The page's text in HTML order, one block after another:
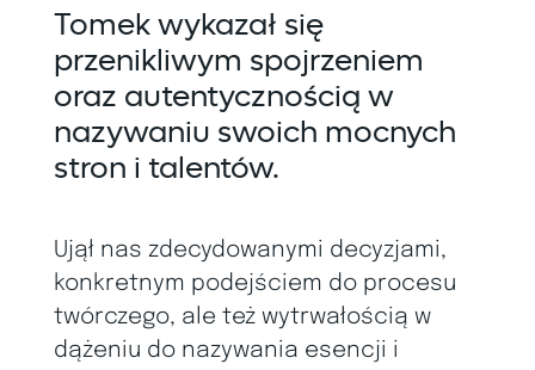
Tomek wykazał się
przenikliwym spojrzeniem
oraz autentycznością w
nazywaniu swoich mocnych
stron i talentów.
Ujął nas zdecydowanymi decyzjami,
konkretnym podejściem do procesu
twórczego, ale też wytrwałością w
dążeniu do nazywania esencji i